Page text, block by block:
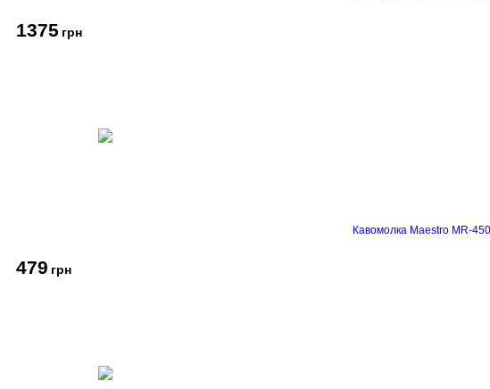
1375 грн
Кавомолка Maestro MR-
479 грн